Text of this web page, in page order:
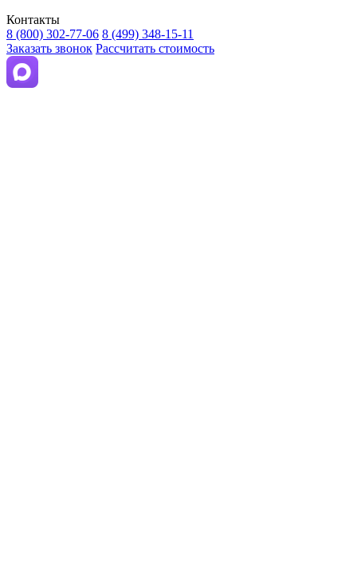
Контакты
8 (800) 302-77-06 8 (499) 348-15-11
Заказать звонок Рассчитать стоимость